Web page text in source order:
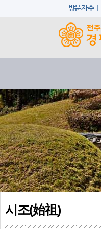
방문자수 |
시조(始祖)